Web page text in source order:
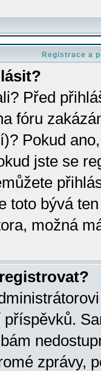
Registrace a
Před
fóru
Pokud
jste se
toto bývá
možná
zprávy,